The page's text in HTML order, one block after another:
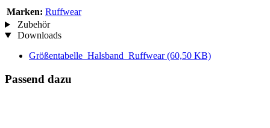
Marken: Ruffwear
Zubehör
Downloads
Größentabelle_Halsband_Ruffwear(60,50 KB)
Passend dazu